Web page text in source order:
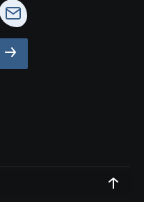
Newsletter